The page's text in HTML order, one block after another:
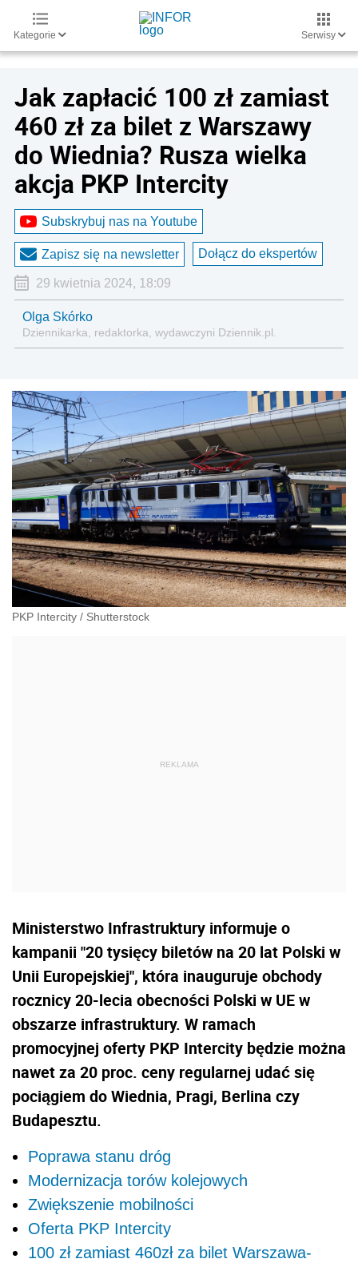
Kategorie Serwisy
Jak zapłacić 100 zł zamiast
460 zł za bilet z Warszawy
do Wiednia? Rusza wielka
akcja PKP Intercity
Subskrybuj nas na Youtube
Zapisz się na newsletter Dołącz do ekspertów
29 kwietnia 2024, 18:09
Olga Skórko
Dziennikarka, redaktorka, wydawczyni Dziennik.pl.
PKP Intercity / Shutterstock
Ministerstwo Infrastruktury informuje o
kampanii "20 tysięcy biletów na 20 lat Polski w
Unii Europejskiej", która inauguruje obchody
rocznicy 20-lecia obecności Polski w UE w
obszarze infrastruktury. W ramach
promocyjnej oferty PKP Intercity będzie można
nawet za 20 proc. ceny regularnej udać się
pociągiem do Wiednia, Pragi, Berlina czy
Budapesztu.
Poprawa stanu dróg
Modernizacja torów kolejowych
Zwiększenie mobilności
Oferta PKP Intercity
100 zł zamiast 460zł za bilet Warszawa-